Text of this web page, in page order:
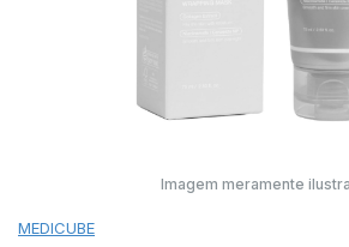
Imagem meramente
MEDICUBE